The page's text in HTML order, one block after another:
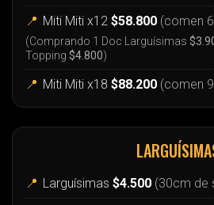
📍 Miti Miti x12 $58.800 (comen
(Comprando 1 Doc Larguísimas
Topping $4.800)
📍 Miti Miti x18 $88.200 (comen
📍 Larguísimas $4.500 (30cm de